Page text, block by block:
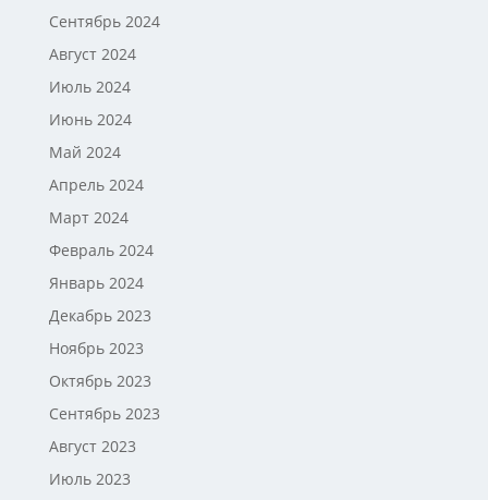
Сентябрь 2024
Август 2024
Июль 2024
Июнь 2024
Май 2024
Апрель 2024
Март 2024
Февраль 2024
Январь 2024
Декабрь 2023
Ноябрь 2023
Октябрь 2023
Сентябрь 2023
Август 2023
Июль 2023